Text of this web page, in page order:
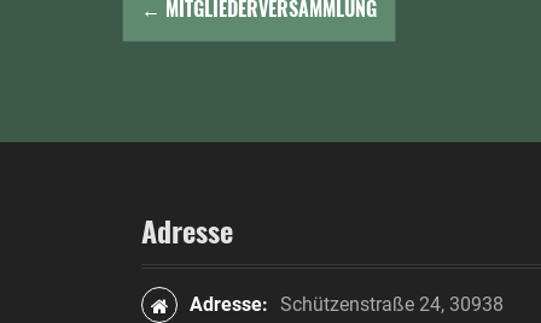
a
i
a
← MITGLIEDERVERSAMMLUNG
Adresse
Adresse: Schützenstraße 24, 30938